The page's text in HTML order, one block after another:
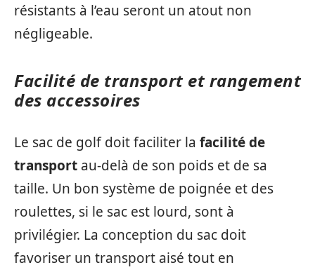
résistants à l’eau seront un atout non
négligeable.
Facilité de transport et rangement
des accessoires
Le sac de golf doit faciliter la facilité de
transport au-delà de son poids et de sa
taille. Un bon système de poignée et des
roulettes, si le sac est lourd, sont à
privilégier. La conception du sac doit
favoriser un transport aisé tout en